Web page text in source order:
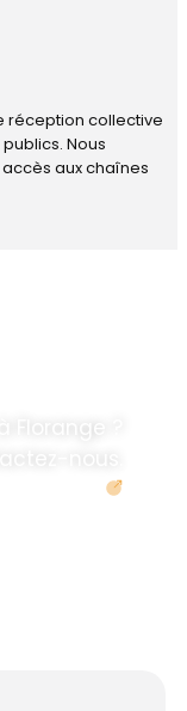
réception collective
Nous
aux chaînes
Florange ?